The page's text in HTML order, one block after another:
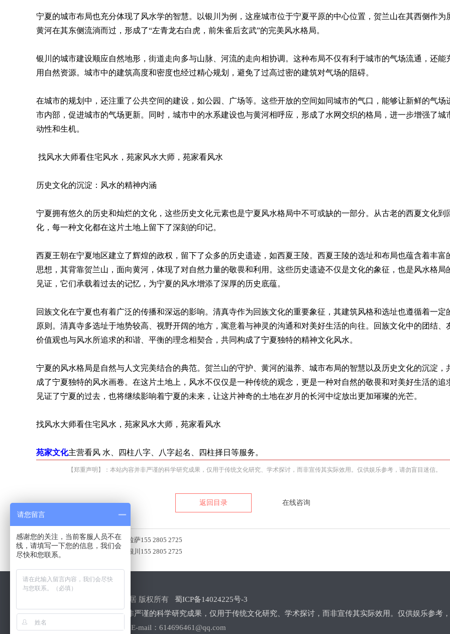
宁夏的城市布局也充分体现了风水学的智慧。以银川为例，这座城市位于宁夏平原的中心位置，贺兰山在其西侧作为
黄河在其东侧流淌而过，形成了“左青龙右白虎，前朱雀后玄武”的完美风水格局。
银川的城市建设顺应自然地形，街道走向多与山脉、河流的走向相协调。这种布局不仅有利于城市的气场流通，还能
用自然资源。城市中的建筑高度和密度也经过精心规划，避免了过高过密的建筑对气场的阻碍。
在城市的规划中，还注重了公共空间的建设，如公园、广场等。这些开放的空间如同城市的气口，能够让新鲜的气场
市内部，促进城市的气场更新。同时，城市中的水系建设也与黄河相呼应，形成了水网交织的格局，进一步增强了城
动性和生机。
找风水大师看住宅风水，苑家风水大师，苑家看风水
历史文化的沉淀：风水的精神内涵
宁夏拥有悠久的历史和灿烂的文化，这些历史文化元素也是宁夏风水格局中不可或缺的一部分。从古老的西夏文化到
化，每一种文化都在这片土地上留下了深刻的印记。
西夏王朝在宁夏地区建立了辉煌的政权，留下了众多的历史遗迹，如西夏王陵。西夏王陵的选址和布局也蕴含着丰富
思想，其背靠贺兰山，面向黄河，体现了对自然力量的敬畏和利用。这些历史遗迹不仅是文化的象征，也是风水格局
见证，它们承载着过去的记忆，为宁夏的风水增添了深厚的历史底蕴。
回族文化在宁夏也有着广泛的传播和深远的影响。清真寺作为回族文化的重要象征，其建筑风格和选址也遵循着一定
原则。清真寺多选址于地势较高、视野开阔的地方，寓意着与神灵的沟通和对美好生活的向往。回族文化中的团结、
价值观也与风水所追求的和谐、平衡的理念相契合，共同构成了宁夏独特的精神文化风水。
宁夏的风水格局是自然与人文完美结合的典范。贺兰山的守护、黄河的滋养、城市布局的智慧以及历史文化的沉淀，
成了宁夏独特的风水画卷。在这片土地上，风水不仅仅是一种传统的观念，更是一种对自然的敬畏和对美好生活的追
见证了宁夏的过去，也将继续影响着宁夏的未来，让这片神奇的土地在岁月的长河中绽放出更加璀璨的光芒。
找风水大师看住宅风水，苑家风水大师，苑家看风水
苑家文化主营看风 水、四柱八字、八字起名、四柱择日等服务。
【郑重声明】：本站内容并非严谨的科学研究成果，仅用于传统文化研究、学术探讨，而非宣传其实际效用。仅供娱乐参考，请勿盲目迷信。
返回目录 在线咨询
上一篇： 找风水大师看住宅风水拉萨155 2805 2725
下一篇： 找风水大师看住宅风水银川155 2805 2725
Copyright © 2018-2020 蒲氏居 版权所有 蜀ICP备14024225号-3
【郑重声明】：本站内容并非严谨的科学研究成果，仅用于传统文化研究、学术探讨，而非宣传其实际效用。仅供娱乐参考，
联系电话： 155-2805-2725 E-mail：614696461@qq.com
请您留言
感谢您的关注，当前客服人员不在
线，请填写一下您的信息，我们会
尽快和您联系。